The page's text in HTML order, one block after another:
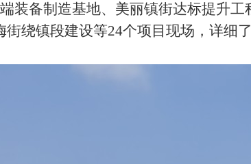
装备制造基地、美丽镇街达标提升
街绕镇段建设等24个项目现场，详细